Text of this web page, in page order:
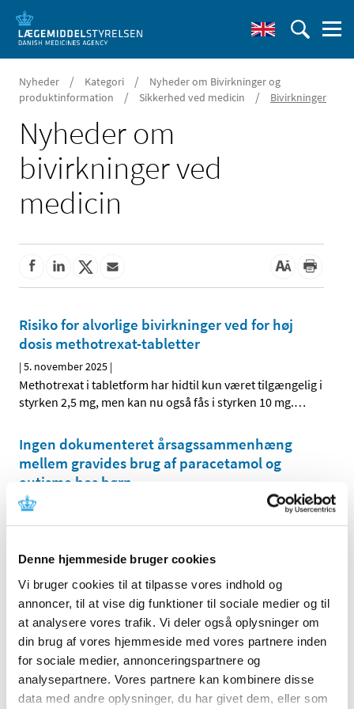
Denne hjemmeside bruger cookies
Vi bruger cookies til at tilpasse vores indhold og
annoncer, til at vise dig funktioner til sociale medier og til
at analysere vores trafik. Vi deler også oplysninger om
din brug af vores hjemmeside med vores partnere inden
for sociale medier, annonceringspartnere og
analysepartnere. Vores partnere kan kombinere disse
data med andre oplysninger, du har givet dem, eller som
Nyheder / Kategori /
Nyheder om Bivirkninger og
produktinformation
/ Sikkerhed ved medicin / Bivirkninger
Nyheder om
bivirkninger ved
medicin
Risiko for alvorlige bivirkninger ved for høj
dosis methotrexat-tabletter
|5. november 2025 |
Methotrexat i tabletform har hidtil kun været tilgængelig i
styrken 2,5 mg, men kan nu også fås i styrken 10 mg.…
Ingen dokumenteret årsagssammenhæng
mellem gravides brug af paracetamol og
autisme hos børn
|24. september 2025
Lægemiddelstyrelsens anbefaling er uændret.
Alle (41)
TID
2025 (2)
november (1)
september (1)